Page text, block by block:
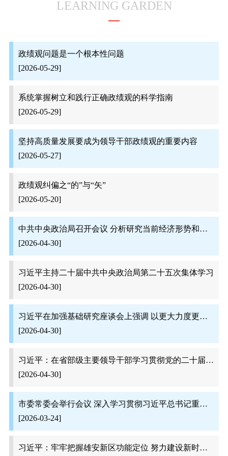
LEARNING GARDEN
政绩观问题是一个根本性问题
[2026-05-29]
系统掌握树立和践行正确政绩观的科学指南
[2026-05-29]
坚持高质量发展要成为领导干部政绩观的重要内容
[2026-05-27]
政绩观纠偏之“的”与“矢”
[2026-05-20]
中共中央政治局召开会议 分析研究当前经济形势和经济工作 中共中央总书记习近平主持会议
[2026-04-30]
习近平主持二十届中共中央政治局第二十五次集体学习
[2026-04-30]
习近平在加强基础研究座谈会上强调 以更大力度更实举措加强基础研究 进一步打牢科技强国建设根基
[2026-04-30]
习近平：在省部级主要领导干部学习贯彻党的二十届四中 全会精神专题研讨班上的讲话
[2026-04-30]
市委常委会举行会议 深入学习贯彻习近平总书记重要讲话精神 研究部署树立和践行正确政绩观学习教育工作
[2026-03-24]
习近平：牢牢把握雄安新区功能定位 努力建设新时代创新高地和推动高质量发展样板